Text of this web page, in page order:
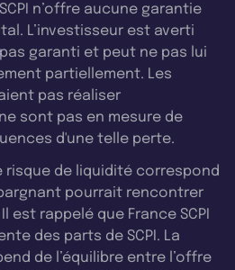
n’offre aucune garantie
L’investisseur est averti
garanti et peut ne pas lui
partiellement. Les
pas réaliser
sont pas en mesure de
d'une telle perte.
risque de liquidité correspond
pourrait rencontrer
est rappelé que France SCPI
des parts de SCPI. La
de l’équilibre entre l’offre